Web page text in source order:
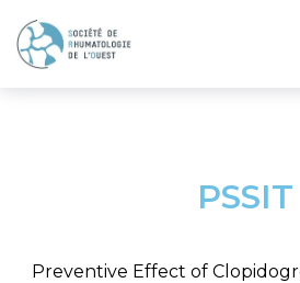
PSSIT
Preventive Effect of